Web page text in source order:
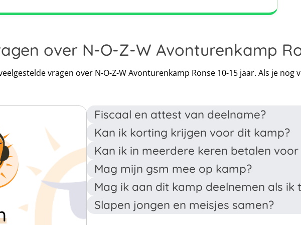
over N-O-Z-W Avonturenkamp
vragen over N-O-Z-W Avonturenkamp Ronse 10-15 jaar. Als je
Fiscaal en attest van deelname?
Dit kamp wordt georganiseerd door een erkende
deelname. Ook ontvang je een fiscaal attest
attesten kan je onder andere gebruiken voor
Kan ik korting krijgen voor dit kamp?
Gezinskorting: Vanaf de tweede inschrijving voor
genieten van maar liefst 8 euro korting
Kan ik in meerdere keren betalen
U kan de betaling spreiden op eigen tempo, het
voorschot van minimum 10% te storten en het
hebben.
Mag mijn gsm mee op kamp?
Bij dit kamp wordt toegestaan (niet aangemoedigd)
verantwoordelijkheid. De begeleiding staat niet in
volgende regel: de GSM's van de deelnemers worden
Mag ik aan dit kamp deelnemen als ik
Meestal laten we een marge van 1 jaar toe, maar
Slapen jongen en meisjes samen?